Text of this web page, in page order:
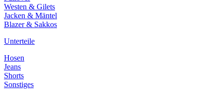
Westen & Gilets
Jacken & Mäntel
Blazer & Sakkos
Unterteile
Hosen
Jeans
Shorts
Sonstiges